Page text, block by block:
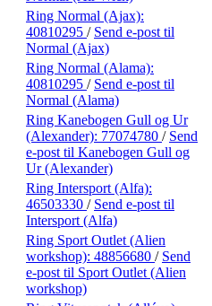
Ring Normal (Ajax):
40810295 / Send e-post til
Normal (Ajax)
Ring Normal (Alama):
40810295 / Send e-post til
Normal (Alama)
Ring Kanebogen Gull og Ur
(Alexander): 77074780 / Send
e-post til Kanebogen Gull og
Ur (Alexander)
Ring Intersport (Alfa):
46503330 / Send e-post til
Intersport (Alfa)
Ring Sport Outlet (Alien
workshop): 48856680 / Send
e-post til Sport Outlet (Alien
workshop)